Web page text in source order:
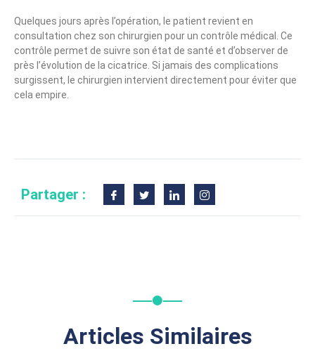
Quelques jours après l’opération, le patient revient en
consultation chez son chirurgien pour un contrôle médical. Ce
contrôle permet de suivre son état de santé et d’observer de
près l’évolution de la cicatrice. Si jamais des complications
surgissent, le chirurgien intervient directement pour éviter que
cela empire.
Partager :
Articles Similaires